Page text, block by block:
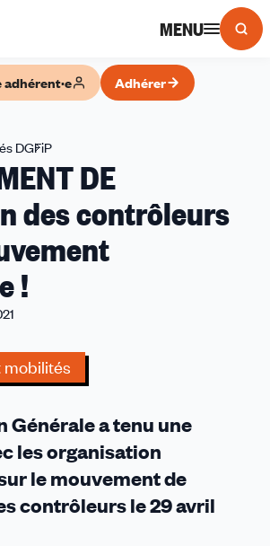
cookies
MENU
adhérent·e Adhérer
DGFiP
des
contrôleurs
:
DE
des contrôleurs
!
mobilités
Générale a tenu une
les organisation
le mouvement de
contrôleurs le 29 avril